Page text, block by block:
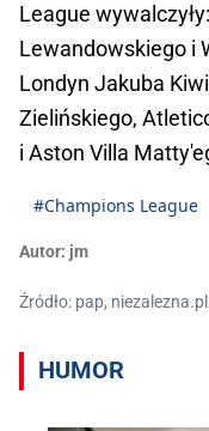
League
Lewandowskiego i
Londyn Jakuba
Zielińskiego,
i Aston Villa
#Champions League
Autor: jm
Źródło: pap, niezalezna.pl
HUMOR